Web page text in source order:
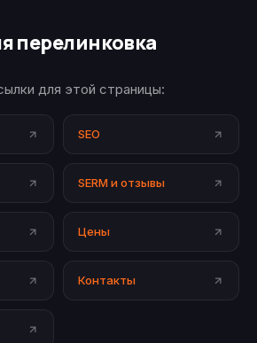
перелинковка
для этой страницы:
SEO
SERM и отзывы
Цены
Контакты